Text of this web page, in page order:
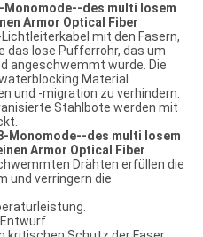
Monomode--des multi losem
Armor Optical Fiber
mit den Fasern,
das lose Pufferrohr, das um
angeschwemmt wurde. Die
Material
und -migration zu verhindern.
Stahlbote werden mit
Monomode--des multi losem
Armor Optical Fiber
Drähten erfüllen die
und verringern die